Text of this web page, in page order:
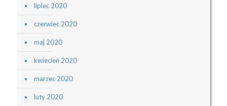
lipiec 2020
czerwiec 2020
maj 2020
kwiecień 2020
marzec 2020
luty 2020